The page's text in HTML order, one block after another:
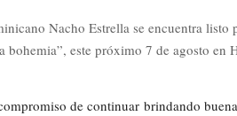
Nacho Estrella se encuentra
este próximo 7 de agosto en
de continuar brindando